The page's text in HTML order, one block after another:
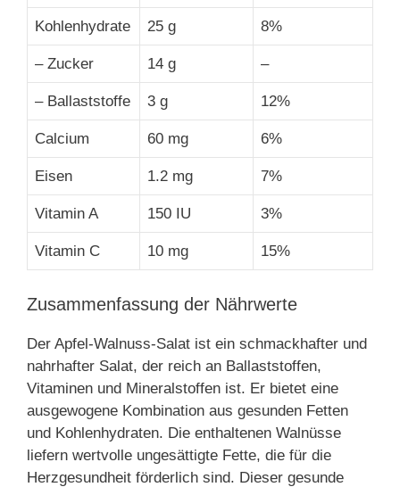
Kohlenhydrate 25 g 8%
– Zucker 14 g –
– Ballaststoffe 3 g 12%
Calcium 60 mg 6%
Eisen 1.2 mg 7%
Vitamin A 150 IU 3%
Vitamin C 10 mg 15%
Zusammenfassung der Nährwerte
Der Apfel-Walnuss-Salat ist ein schmackhafter und
nahrhafter Salat, der reich an Ballaststoffen,
Vitaminen und Mineralstoffen ist. Er bietet eine
ausgewogene Kombination aus gesunden Fetten
und Kohlenhydraten. Die enthaltenen Walnüsse
liefern wertvolle ungesättigte Fette, die für die
Herzgesundheit förderlich sind. Dieser gesunde